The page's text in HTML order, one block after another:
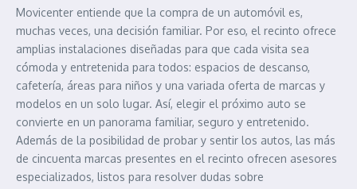
Movicenter entiende que la compra de un automóvil es,
muchas veces, una decisión familiar. Por eso, el recinto ofrece
amplias instalaciones diseñadas para que cada visita sea
cómoda y entretenida para todos: espacios de descanso,
cafetería, áreas para niños y una variada oferta de marcas y
modelos en un solo lugar. Así, elegir el próximo auto se
convierte en un panorama familiar, seguro y entretenido.
Además de la posibilidad de probar y sentir los autos, las más
de cincuenta marcas presentes en el recinto ofrecen asesores
especializados, listos para resolver dudas sobre